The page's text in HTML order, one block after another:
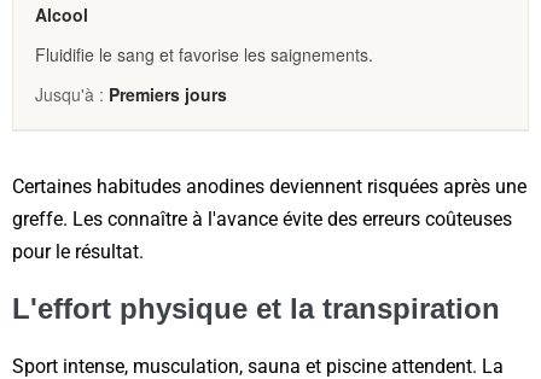
Alcool
Fluidifie le sang et favorise les saignements.
Premiers jours
Certaines habitudes anodines deviennent risquées après une
greffe. Les connaître à l'avance évite des erreurs coûteuses
pour le résultat.
L'effort physique et la transpiration
Sport intense, musculation, sauna et piscine attendent. La